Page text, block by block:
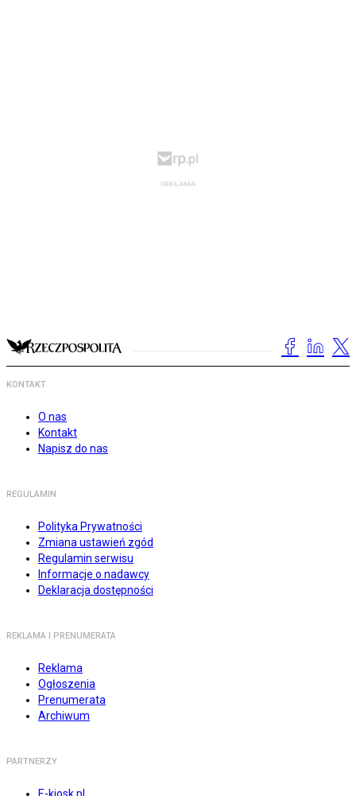
KONTAKT
O nas
Kontakt
Napisz do nas
REGULAMIN
Polityka Prywatności
Zmiana ustawień zgód
Regulamin serwisu
Informacje o nadawcy
Deklaracja dostępności
REKLAMA I PRENUMERATA
Reklama
Ogłoszenia
Prenumerata
Archiwum
PARTNERZY